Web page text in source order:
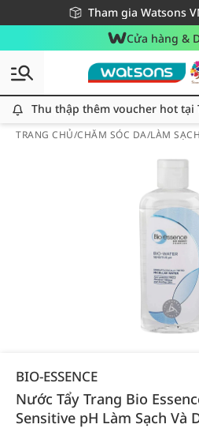
Tham gia Watsons
Miễn phí giao hàng cho
Giao hàng nhanh 24h - Áp
Cửa hàng &
Thu thập thêm voucher hot tại
TRANG CHỦ/CHĂM SÓC DA/LÀM SẠCH
BIO-ESSENCE
Nước Tẩy Trang Bio
Sensitive pH Làm Sạch Và